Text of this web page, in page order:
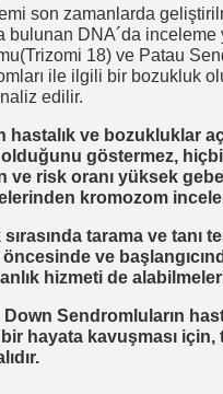
son zamanlarda
bulunan DNA´da inceleme
18) ve Patau
ile ilgili bir bozukluk
edilir.
hastalık ve bozukluklar
olduğunu göstermez,
ve risk oranı yüksek
kromozom
sırasında tarama ve
ve
hizmeti de
Down Sendromluların
hayata kavuşması